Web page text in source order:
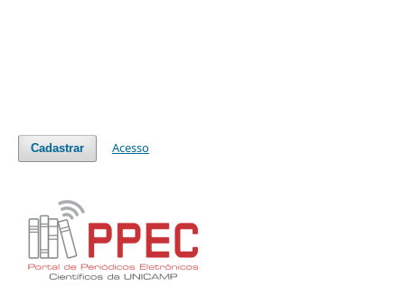
Cadastrar Acesso